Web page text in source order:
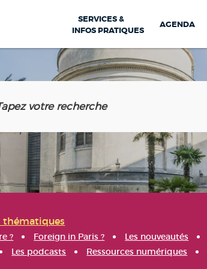
SERVICES &
INFOS PRATIQUES
AGENDA
thématiques
? Foreign in Paris ? Les nouveautés
Les podcasts Ressources numériques